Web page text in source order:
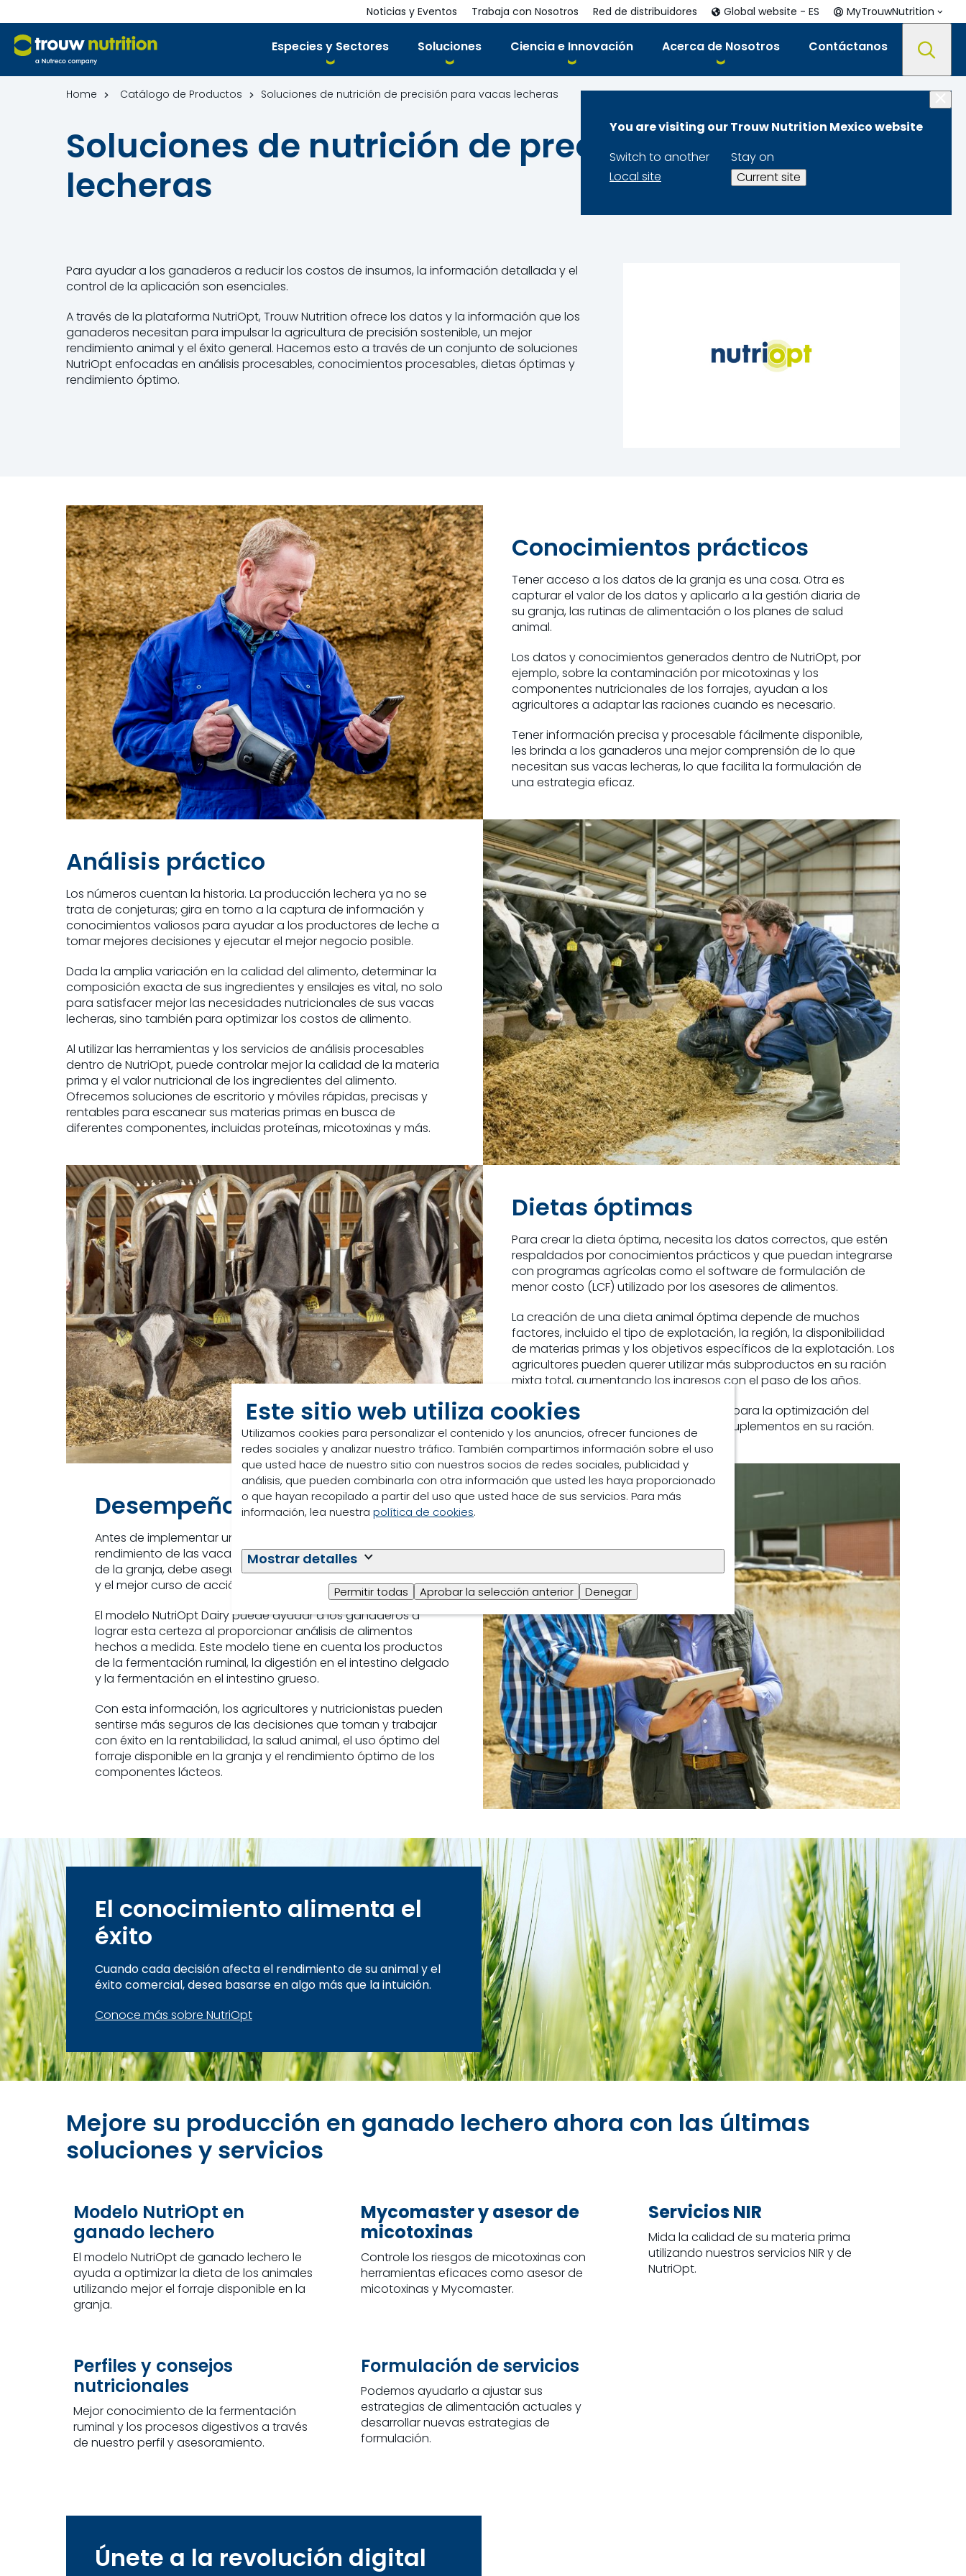
Este sitio web utiliza cookies
Utilizamos cookies para personalizar el contenido y los anuncios, ofrecer funciones de
redes sociales y analizar nuestro tráfico. También compartimos información sobre el uso
que usted hace de nuestro sitio con nuestros socios de redes sociales, publicidad y
análisis, que pueden combinarla con otra información que usted les haya proporcionado
o que hayan recopilado a partir del uso que usted hace de sus servicios. Para más
información, lea nuestra política de cookies.
Mostrar detalles
Permitir todas Aprobar la selección anterior Denegar
Especies y Sectores Soluciones Ciencia e Innovación Acerca de Nosotros Contáctanos
Noticias y Eventos Trabaja con Nosotros Red de distribuidores Global website - ES MyTrouwNutrition
You are visiting our Trouw Nutrition Mexico website
Switch to another
Local site
Stay on
Current site
Home Catálogo de Productos Soluciones de nutrición de precisión para vacas lecheras
Soluciones de nutrición de precisión para vacas
lecheras
Para ayudar a los ganaderos a reducir los costos de insumos, la información detallada y el
control de la aplicación son esenciales.
A través de la plataforma NutriOpt, Trouw Nutrition ofrece los datos y la información que los
ganaderos necesitan para impulsar la agricultura de precisión sostenible, un mejor
rendimiento animal y el éxito general. Hacemos esto a través de un conjunto de soluciones
NutriOpt enfocadas en análisis procesables, conocimientos procesables, dietas óptimas y
rendimiento óptimo.
Conocimientos prácticos
Tener acceso a los datos de la granja es una cosa. Otra es
capturar el valor de los datos y aplicarlo a la gestión diaria de
su granja, las rutinas de alimentación o los planes de salud
animal.
Los datos y conocimientos generados dentro de NutriOpt, por
ejemplo, sobre la contaminación por micotoxinas y los
componentes nutricionales de los forrajes, ayudan a los
agricultores a adaptar las raciones cuando es necesario.
Tener información precisa y procesable fácilmente disponible,
les brinda a los ganaderos una mejor comprensión de lo que
necesitan sus vacas lecheras, lo que facilita la formulación de
una estrategia eficaz.
Análisis práctico
Los números cuentan la historia. La producción lechera ya no se
trata de conjeturas; gira en torno a la captura de información y
conocimientos valiosos para ayudar a los productores de leche a
tomar mejores decisiones y ejecutar el mejor negocio posible.
Dada la amplia variación en la calidad del alimento, determinar la
composición exacta de sus ingredientes y ensilajes es vital, no solo
para satisfacer mejor las necesidades nutricionales de sus vacas
lecheras, sino también para optimizar los costos de alimento.
Al utilizar las herramientas y los servicios de análisis procesables
dentro de NutriOpt, puede controlar mejor la calidad de la materia
prima y el valor nutricional de los ingredientes del alimento.
Ofrecemos soluciones de escritorio y móviles rápidas, precisas y
rentables para escanear sus materias primas en busca de
diferentes componentes, incluidas proteínas, micotoxinas y más.
Dietas óptimas
Para crear la dieta óptima, necesita los datos correctos, que estén
respaldados por conocimientos prácticos y que puedan integrarse
con programas agrícolas como el software de formulación de
menor costo (LCF) utilizado por los asesores de alimentos.
La creación de una dieta animal óptima depende de muchos
factores, incluido el tipo de explotación, la región, la disponibilidad
de materias primas y los objetivos específicos de la explotación. Los
agricultores pueden querer utilizar más subproductos en su ración
mixta total, aumentando los ingresos con el paso de los años.
NutriOpt ofrece una gama de servicios para la optimización del
rumen y para medir los efectos de los suplementos en su ración.
Desempeño óptimo
Antes de implementar una estrategia elegida para aumentar el
rendimiento de las vacas, la salud animal o la eficiencia general
de la granja, debe asegurarse de que sea la decisión correcta
y el mejor curso de acción.
El modelo NutriOpt Dairy puede ayudar a los ganaderos a
lograr esta certeza al proporcionar análisis de alimentos
hechos a medida. Este modelo tiene en cuenta los productos
de la fermentación ruminal, la digestión en el intestino delgado
y la fermentación en el intestino grueso.
Con esta información, los agricultores y nutricionistas pueden
sentirse más seguros de las decisiones que toman y trabajar
con éxito en la rentabilidad, la salud animal, el uso óptimo del
forraje disponible en la granja y el rendimiento óptimo de los
componentes lácteos.
El conocimiento alimenta el
éxito
Cuando cada decisión afecta el rendimiento de su animal y el
éxito comercial, desea basarse en algo más que la intuición.
Conoce más sobre NutriOpt
Mejore su producción en ganado lechero ahora con las últimas
soluciones y servicios
Modelo NutriOpt en
ganado lechero
El modelo NutriOpt de ganado lechero le
ayuda a optimizar la dieta de los animales
utilizando mejor el forraje disponible en la
granja.
Mycomaster y asesor de
micotoxinas
Controle los riesgos de micotoxinas con
herramientas eficaces como asesor de
micotoxinas y Mycomaster.
Servicios NIR
Mida la calidad de su materia prima
utilizando nuestros servicios NIR y de
NutriOpt.
Perfiles y consejos
nutricionales
Mejor conocimiento de la fermentación
ruminal y los procesos digestivos a través
de nuestro perfil y asesoramiento.
Formulación de servicios
Podemos ayudarlo a ajustar sus
estrategias de alimentación actuales y
desarrollar nuevas estrategias de
formulación.
Únete a la revolución digital